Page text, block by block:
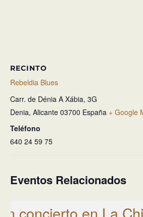
RECINTO
Rebeldia Blues
Carr. de Dénia A Xábia, 3G
Denia, Alicante 03700 España + Google
Teléfono
640 24 59 75
Eventos Relacionados